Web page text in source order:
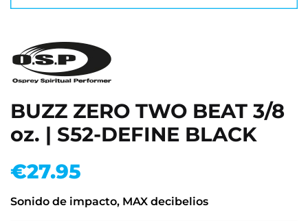
BUZZ ZERO TWO BEAT 3/8
oz. | S52-DEFINE BLACK
€27.95
Sonido de impacto, MAX decibelios